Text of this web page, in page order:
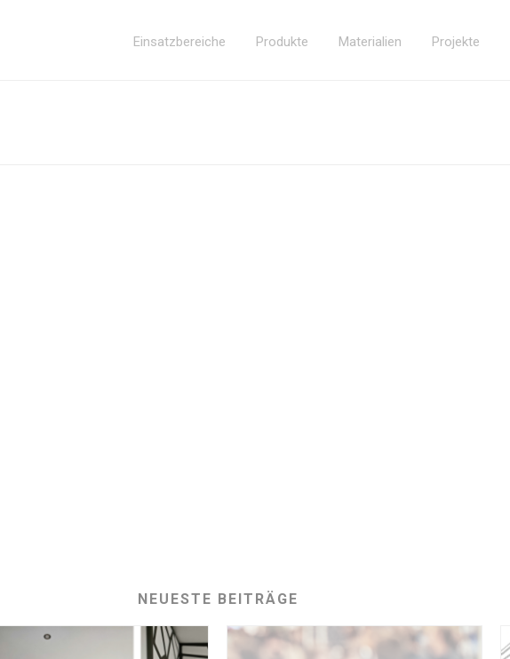
Einsatzbereiche Produkte Materialien Projekte
NEUESTE BEITRÄGE